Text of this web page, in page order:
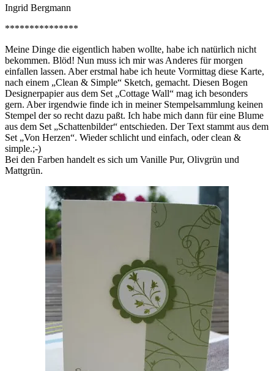
Ingrid Bergmann
***************
Meine Dinge die eigentlich haben wollte, habe ich natürlich nicht
bekommen. Blöd! Nun muss ich mir was Anderes für morgen
einfallen lassen. Aber erstmal habe ich heute Vormittag diese Karte,
nach einem „Clean & Simple“ Sketch, gemacht. Diesen Bogen
Designerpapier aus dem Set „Cottage Wall“ mag ich besonders
gern. Aber irgendwie finde ich in meiner Stempelsammlung keinen
Stempel der so recht dazu paßt. Ich habe mich dann für eine Blume
aus dem Set „Schattenbilder“ entschieden. Der Text stammt aus dem
Set „Von Herzen“. Wieder schlicht und einfach, oder clean &
simple.;-)
Bei den Farben handelt es sich um Vanille Pur, Olivgrün und
Mattgrün.